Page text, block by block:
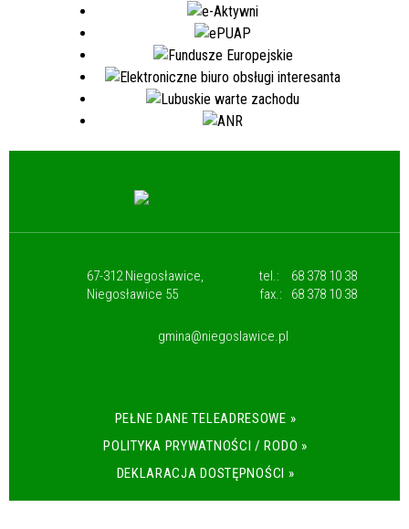
67-312 Niegosławice,
Niegosławice 55
tel.:
68 378 10 38
fax.:
68 378 10 38
gmina@niegoslawice.pl
PEŁNE DANE TELEADRESOWE »
POLITYKA PRYWATNOŚCI / RODO »
DEKLARACJA DOSTĘPNOŚCI »